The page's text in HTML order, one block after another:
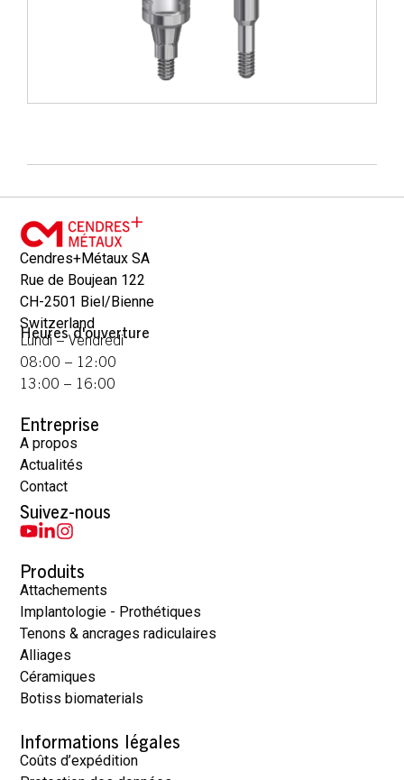
Cendres+Métaux SA
Rue de Boujean 122
CH-2501 Biel/Bienne
Switzerland
Heures d'ouverture
Lundi – Vendredi
08:00 – 12:00
13:00 – 16:00
Entreprise
A propos
Actualités
Contact
Suivez-nous
Produits
Attachements
Implantologie - Prothétiques
Tenons & ancrages radiculaires
Alliages
Céramiques
Botiss biomaterials
Informations légales
Coûts d’expédition